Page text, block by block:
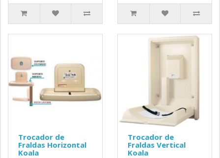
Trocador de
Fraldas Horizontal
Koala
Trocador de
Fraldas Vertical
Koala